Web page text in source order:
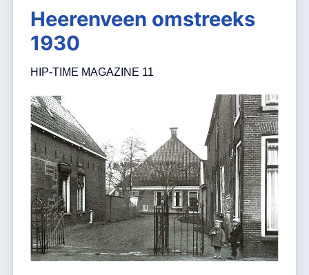
Heerenveen omstreeks
1930
HIP-TIME MAGAZINE 11